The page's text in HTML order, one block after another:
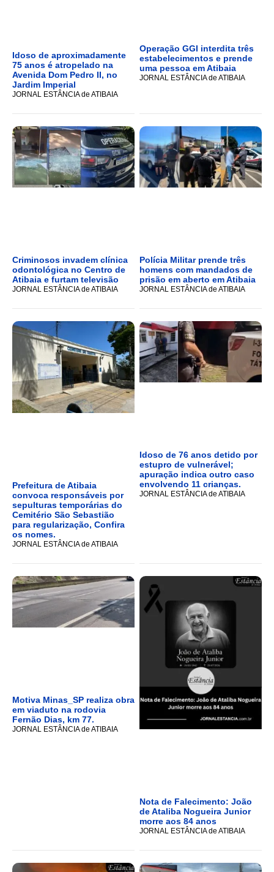
Idoso de aproximadamente
75 anos é atropelado na
Avenida Dom Pedro II, no
Jardim Imperial
JORNAL ESTÂNCIA de ATIBAIA
Operação GGI interdita três
estabelecimentos e prende
uma pessoa em Atibaia
JORNAL ESTÂNCIA de ATIBAIA
Criminosos invadem clínica
odontológica no Centro de
Atibaia e furtam televisão
JORNAL ESTÂNCIA de ATIBAIA
Polícia Militar prende três
homens com mandados de
prisão em aberto em Atibaia
JORNAL ESTÂNCIA de ATIBAIA
Prefeitura de Atibaia
convoca responsáveis por
sepulturas temporárias do
Cemitério São Sebastião
para regularização, Confira
os nomes.
JORNAL ESTÂNCIA de ATIBAIA
Idoso de 76 anos detido por
estupro de vulnerável;
apuração indica outro caso
envolvendo 11 crianças.
JORNAL ESTÂNCIA de ATIBAIA
Motiva Minas_SP realiza obra
em viaduto na rodovia
Fernão Dias, km 77.
JORNAL ESTÂNCIA de ATIBAIA
Nota de Falecimento: João
de Ataliba Nogueira Junior
morre aos 84 anos
JORNAL ESTÂNCIA de ATIBAIA